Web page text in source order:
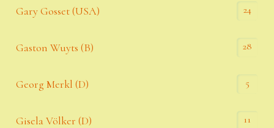
Gary Gosset (USA) 24
Gaston Wuyts (B) 28
Georg Merkl (D) 5
Gisela Völker (D) 11